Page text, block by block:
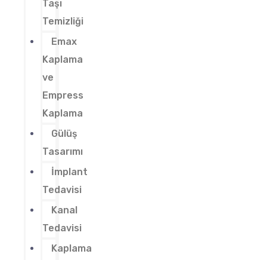
Taşı
Temizliği
Emax
Kaplama
ve
Empress
Kaplama
Gülüş
Tasarımı
İmplant
Tedavisi
Kanal
Tedavisi
Kaplama